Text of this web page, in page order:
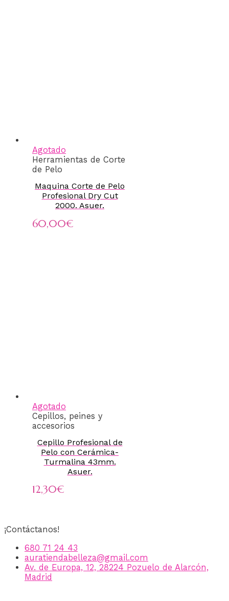
Agotado
Herramientas de Corte
de Pelo
Maquina Corte de Pelo
Profesional Dry Cut
2000. Asuer.
60,00€
Agotado
Cepillos, peines y
accesorios
Cepillo Profesional de
Pelo con Cerámica-
Turmalina 43mm.
Asuer.
12,30€
¡Contáctanos!
680 71 24 43
auratiendabelleza@gmail.com
Av. de Europa, 12, 28224 Pozuelo de Alarcón,
Madrid